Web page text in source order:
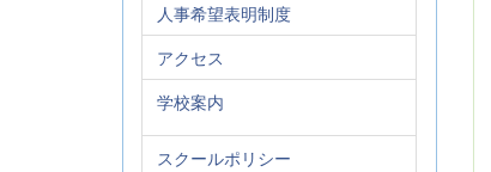
人事希望表明制度
アクセス
学校案内
スクールポリシー